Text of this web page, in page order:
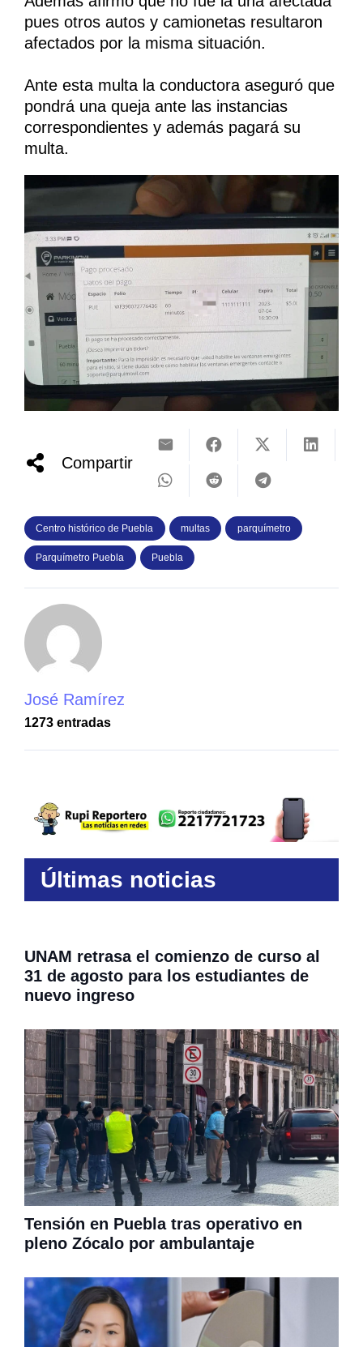
pues otros autos y camionetas resultaron
afectados por la misma situación.
Ante esta multa la conductora aseguró que
pondrá una queja ante las instancias
correspondientes y además pagará su
multa.
Compartir
Centro histórico de Puebla multas parquímetro
Parquímetro Puebla Puebla
José Ramírez
1273 entradas
Últimas noticias
UNAM retrasa el comienzo de curso al
31 de agosto para los estudiantes de
nuevo ingreso
Tensión en Puebla tras operativo en
pleno Zócalo por ambulantaje